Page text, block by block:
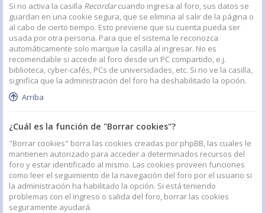
Si no activa la casilla Recordarcuando ingresa al foro, sus datos se
guardan en una cookie segura, que se elimina al salir de la página o
al cabo de cierto tiempo. Esto previene que su cuenta pueda ser
usada por otra persona. Para que el sistema le reconozca
automáticamente solo marque la casilla al ingresar. No es
recomendable si accede al foro desde un PC compartido, e.j.
biblioteca, cyber-cafés, PCs de universidades, etc. Si no ve la casilla,
significa que la administración del foro ha deshabilitado la opción.
Arriba
¿Cuál es la función de "Borrar cookies"?
"Borrar cookies" borra las cookies creadas por phpBB, las cuales le
mantienen autorizado para acceder a determinados recursos del
foro y estar identificado al mismo. Las cookies proveen funciones
como leer el seguimiento de la navegación del foro por el usuario si
la administración ha habilitado la opción. Si está teniendo
problemas con el ingreso o salida del foro, borrar las cookies
seguramente ayudará.